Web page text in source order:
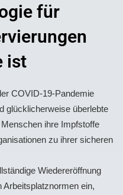
für
ist
COVID-19-Pandemie
glücklicherweise überlebte
ihre Impfstoffe
zu ihrer sicheren
Wiedereröffnung
Arbeitsplatznormen ein,